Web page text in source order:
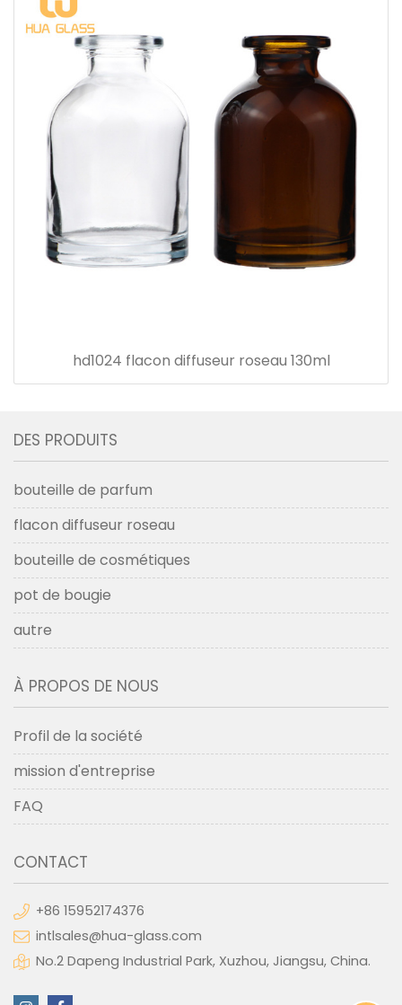
hd1024 flacon diffuseur roseau 130ml
DES PRODUITS
bouteille de parfum
flacon diffuseur roseau
bouteille de cosmétiques
pot de bougie
autre
À PROPOS DE NOUS
Profil de la société
mission d'entreprise
FAQ
CONTACT
+86 15952174376
intlsales@hua-glass.com
No.2 Dapeng Industrial Park, Xuzhou, Jiangsu, China.